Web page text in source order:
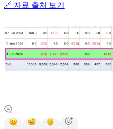
🔗 자료 출처 보기